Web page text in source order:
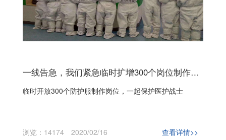
一线告急，我们紧急临时扩增300个岗位制作防护服保护医护战士
临时开放300个防护服制作岗位，一起保护医护战士
浏览：14174 2020/02/16 查看详情>>